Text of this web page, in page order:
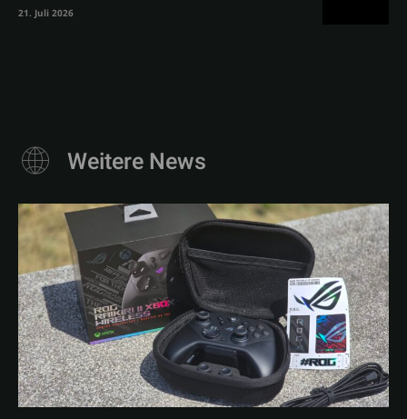
21. Juli 2026
Weitere News